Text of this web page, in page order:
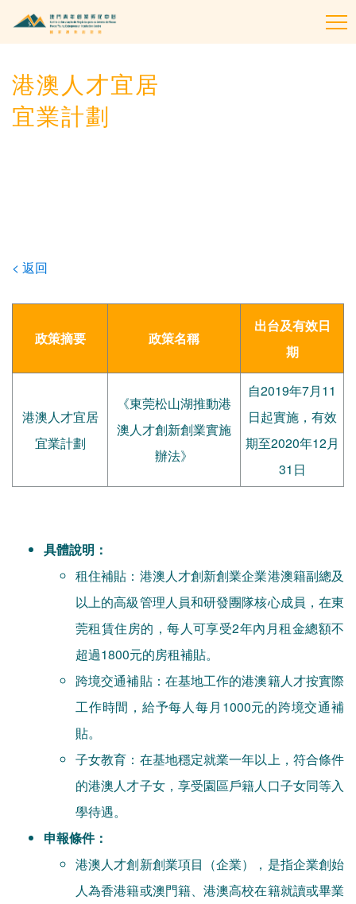
港澳人才宜居
宜業計劃
< 返回
政策摘要 政策名稱
出台及有效日
期
港澳人才宜居
宜業計劃
《東莞松山湖推動港
澳人才創新創業實施
辦法》
自2019年7月11
日起實施，有效
期至2020年12月
31日
具體說明：
租住補貼：港澳人才創新創業企業港澳籍副總及
以上的高級管理人員和研發團隊核心成員，在東
莞租賃住房的，每人可享受2年內月租金總額不
超過1800元的房租補貼。
跨境交通補貼：在基地工作的港澳籍人才按實際
工作時間，給予每人每月1000元的跨境交通補
貼。
子女教育：在基地穩定就業一年以上，符合條件
的港澳人才子女，享受園區戶籍人口子女同等入
學待遇。
申報條件：
港澳人才創新創業項目（企業），是指企業創始
人為香港籍或澳門籍、港澳高校在籍就讀或畢業